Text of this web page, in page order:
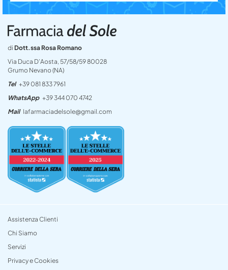
di Dott.ssa Rosa Romano
Via Duca D’Aosta, 57/58/59 80028
Grumo Nevano (NA)
Tel +39 081 833 7961
WhatsApp +39 344 070 4742
Mail lafarmaciadelsole@gmail.com
Assistenza Clienti
Chi Siamo
Servizi
Privacy e Cookies